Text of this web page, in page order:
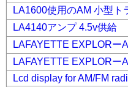
LA1600使用のAM 小型ト
LA4140アンプ 4.5v供給
LAFAYETTE EXPLORー
LAFAYETTE EXPLORー
Lcd display for AM/FM